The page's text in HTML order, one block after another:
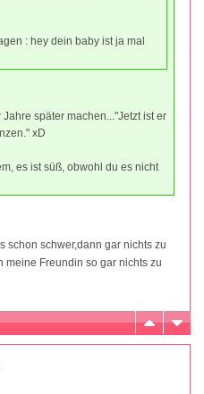
: hey dein baby ist ja mal
später machen..."Jetzt ist er
xD
es ist süß, obwohl du es nicht
schon schwer,dann gar nichts zu
meine Freundin so gar nichts zu